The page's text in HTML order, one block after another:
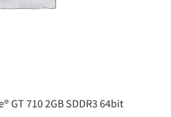
GT 710 2GB SDDR3 64bit